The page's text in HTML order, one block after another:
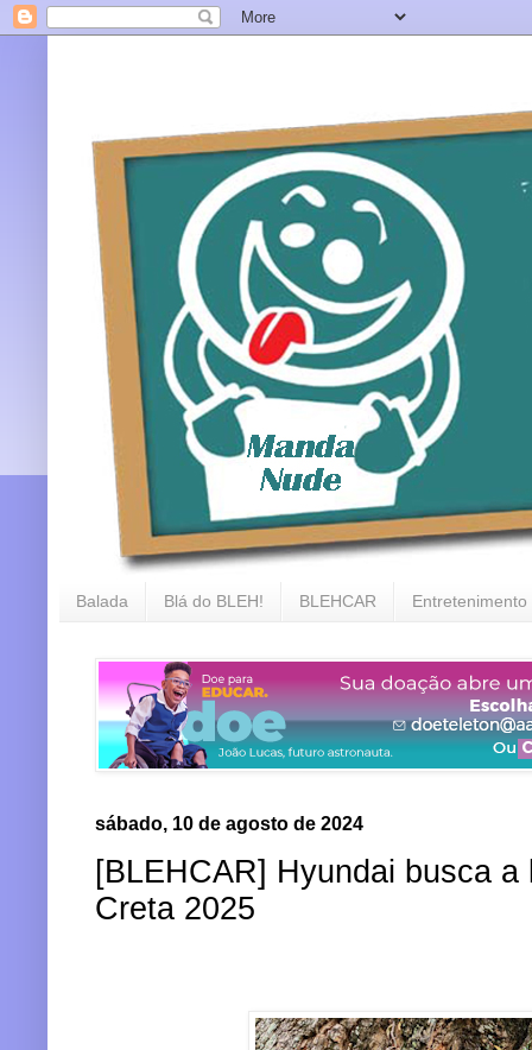
Balada Blá do BLEH! BLEHCAR Entretenimento
sábado, 10 de agosto de 2024
[BLEHCAR] Hyundai busca
Creta 2025